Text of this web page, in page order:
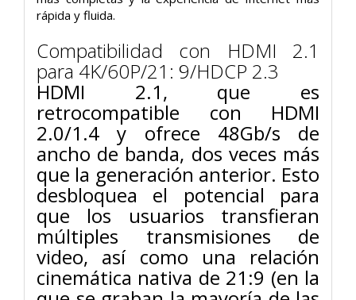
rápida y fluida.
Compatibilidad con HDMI 2.1
para 4K/60P/21: 9/HDCP 2.3
HDMI 2.1, que es
retrocompatible con HDMI
2.0/1.4 y ofrece 48Gb/s de
ancho de banda, dos veces más
que la generación anterior. Esto
desbloquea el potencial para
que los usuarios transfieran
múltiples transmisiones de
video, así como una relación
cinemática nativa de 21:9 (en la